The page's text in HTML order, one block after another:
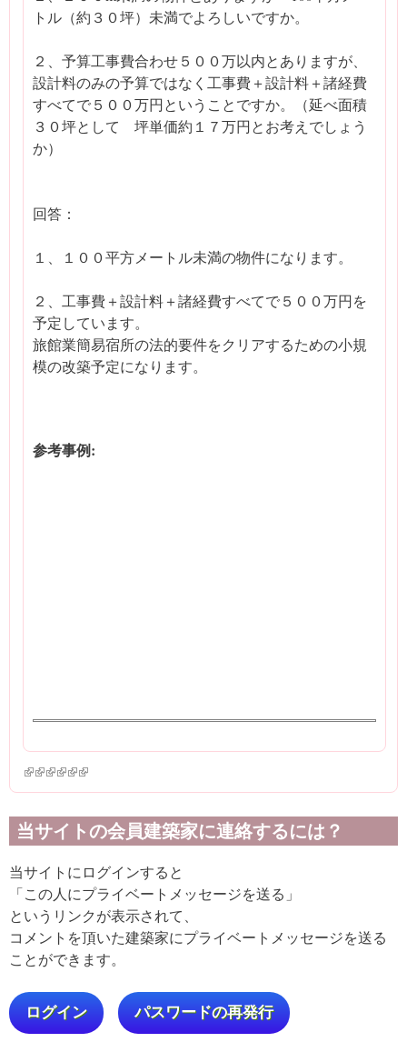
トル（約３０坪）未満でよろしいですか。
２、予算工事費合わせ５００万以内とありますが、
設計料のみの予算ではなく工事費＋設計料＋諸経費
すべてで５００万円ということですか。（延べ面積
３０坪として 坪単価約１７万円とお考えでしょう
か）
回答：
１、１００平方メートル未満の物件になります。
２、工事費＋設計料＋諸経費すべてで５００万円を
予定しています。
旅館業簡易宿所の法的要件をクリアするための小規
模の改築予定になります。
参考事例:
(link is external)
(link is external)
(link is external)
(link is external)
(link is external)
(link is external)
当サイトの会員建築家に連絡するには？
当サイトにログインすると
「この人にプライベートメッセージを送る」
というリンクが表示されて、
コメントを頂いた建築家にプライベートメッセージを送る
ことができます。
ログイン パスワードの再発行